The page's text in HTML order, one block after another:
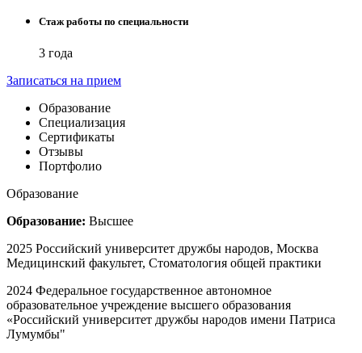
Стаж работы по специальности
3 года
Записаться на прием
Образование
Специализация
Сертификаты
Отзывы
Портфолио
Образование
Образование: Высшее
2025 Российский университет дружбы народов, Москва
Медицинский факультет, Стоматология общей практики
2024 Федеральное государственное автономное
образовательное учреждение высшего образования
«Российский университет дружбы народов имени Патриса
Лумумбы"